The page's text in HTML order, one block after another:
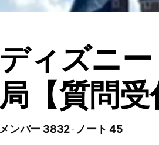
ディズニ
局【質問受
メンバー 3832
ノート 45